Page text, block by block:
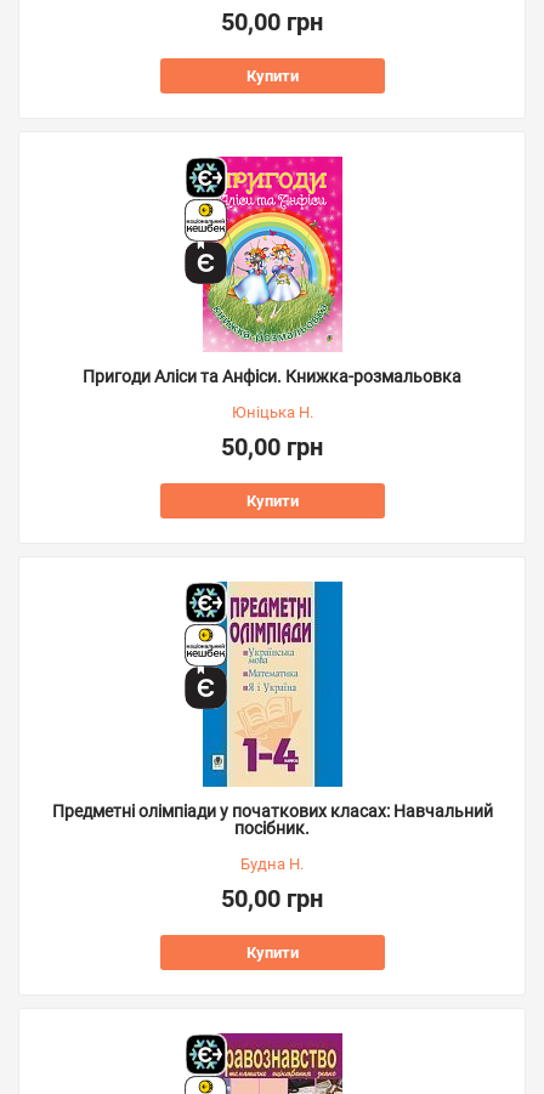
50,00 грн
Купити
Пригоди Аліси та Анфіси. Книжка-розмальовка
Юніцька Н.
50,00 грн
Купити
Предметні олімпіади у початкових класах: Навчальний
посібник.
Будна Н.
50,00 грн
Купити